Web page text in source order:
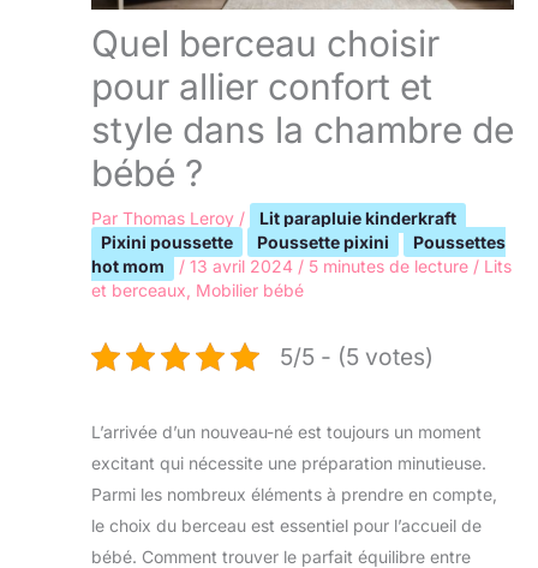
Quel berceau choisir
pour allier confort et
style dans la chambre de
bébé ?
Par Thomas Leroy /
Lit parapluie kinderkraft
Pixini poussette
Poussette pixini
Poussettes
hot mom
/ 13 avril 2024 / 5 minutes de lecture / Lits
et berceaux Mobilier bébé
5/5 - (5 votes)
L’arrivée d’un nouveau-né est toujours un moment
excitant qui nécessite une préparation minutieuse.
Parmi les nombreux éléments à prendre en compte,
le choix du berceau est essentiel pour l’accueil de
bébé. Comment trouver le parfait équilibre entre